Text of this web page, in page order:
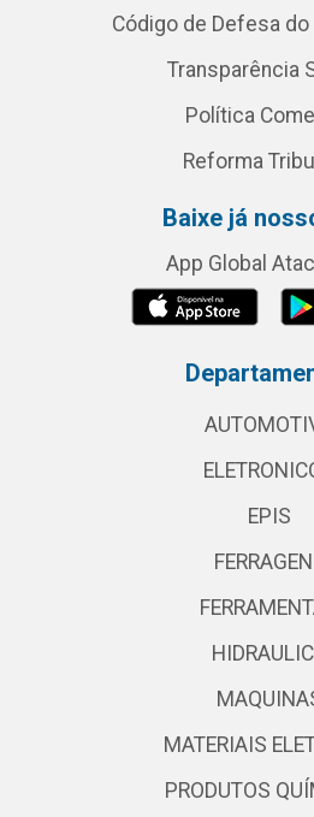
Código de Defesa
Transparência
Política
Reforma
Baixe já
App Global
EPIS
MATERIAIS
PRODUTOS